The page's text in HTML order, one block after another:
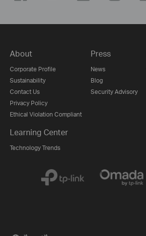
About
Corporate Profile
Sustainability
Contact Us
Privacy Policy
Ethical Violation Compliant
Press
News
Blog
Security Advisory
Learning Center
Technology Trends